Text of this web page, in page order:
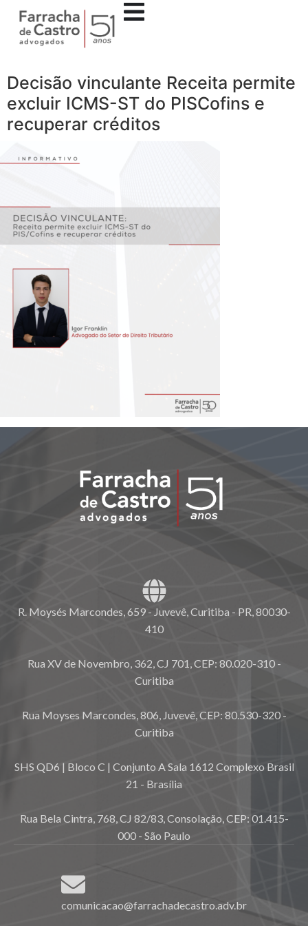
Decisão vinculante Receita permite
excluir ICMS-ST do PISCofins e
recuperar créditos
R. Moysés Marcondes, 659 - Juvevê, Curitiba - PR, 80030-
410
Rua XV de Novembro, 362, CJ 701, CEP: 80.020-310 -
Curitiba
Rua Moyses Marcondes, 806, Juvevê, CEP: 80.530-320 -
Curitiba
SHS QD6 | Bloco C | Conjunto A Sala 1612 Complexo Brasil
21 - Brasília
Rua Bela Cintra, 768, CJ 82/83, Consolação, CEP: 01.415-
000 - São Paulo
comunicacao@farrachadecastro.adv.br